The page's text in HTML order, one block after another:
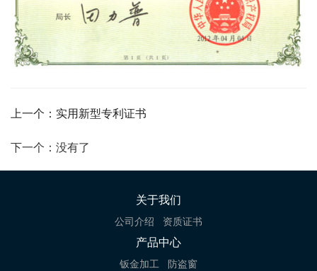
上一个：实用新型专利证书
下一个：没有了
关于我们
公司介绍 资质证书
产品中心
钣金加工 防盗窗